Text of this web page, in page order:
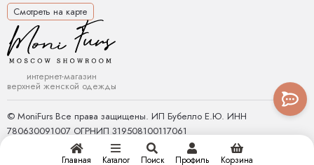
Смотреть на карте
интернет-магазин
верхней женской одежды
© MoniFurs Все права защищены. ИП Бубелло Е.Ю. ИНН
780630091007 ОГРНИП 319508100117061
Главная Каталог Поиск Профиль Корзина